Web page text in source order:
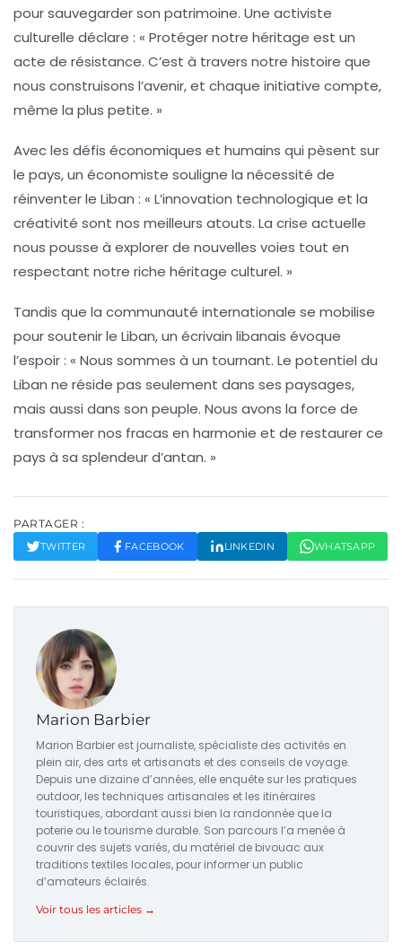
pour sauvegarder son patrimoine. Une activiste
culturelle déclare : « Protéger notre héritage est un
acte de résistance. C’est à travers notre histoire que
nous construisons l’avenir, et chaque initiative compte,
même la plus petite. »
Avec les défis économiques et humains qui pèsent sur
le pays, un économiste souligne la nécessité de
réinventer le Liban : « L’innovation technologique et la
créativité sont nos meilleurs atouts. La crise actuelle
nous pousse à explorer de nouvelles voies tout en
respectant notre riche héritage culturel. »
Tandis que la communauté internationale se mobilise
pour soutenir le Liban, un écrivain libanais évoque
l’espoir : « Nous sommes à un tournant. Le potentiel du
Liban ne réside pas seulement dans ses paysages,
mais aussi dans son peuple. Nous avons la force de
transformer nos fracas en harmonie et de restaurer ce
pays à sa splendeur d’antan. »
PARTAGER :
TWITTER FACEBOOK LINKEDIN WHATSAPP
Marion Barbier
Marion Barbier est journaliste, spécialiste des activités en
plein air, des arts et artisanats et des conseils de voyage.
Depuis une dizaine d’années, elle enquête sur les pratiques
outdoor, les techniques artisanales et les itinéraires
touristiques, abordant aussi bien la randonnée que la
poterie ou le tourisme durable. Son parcours l’a menée à
couvrir des sujets variés, du matériel de bivouac aux
traditions textiles locales, pour informer un public
d’amateurs éclairés.
Voir tous les articles →